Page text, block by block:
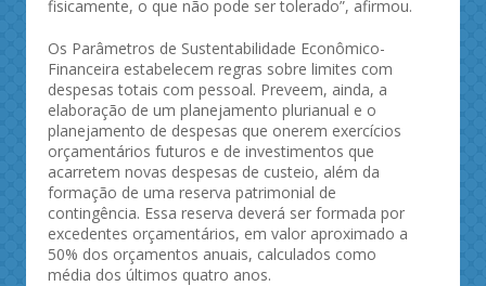
fisicamente, o que não pode ser tolerado”, afirmou.
Os Parâmetros de Sustentabilidade Econômico-
Financeira estabelecem regras sobre limites com
despesas totais com pessoal. Preveem, ainda, a
elaboração de um planejamento plurianual e o
planejamento de despesas que onerem exercícios
orçamentários futuros e de investimentos que
acarretem novas despesas de custeio, além da
formação de uma reserva patrimonial de
contingência. Essa reserva deverá ser formada por
excedentes orçamentários, em valor aproximado a
50% dos orçamentos anuais, calculados como
média dos últimos quatro anos.